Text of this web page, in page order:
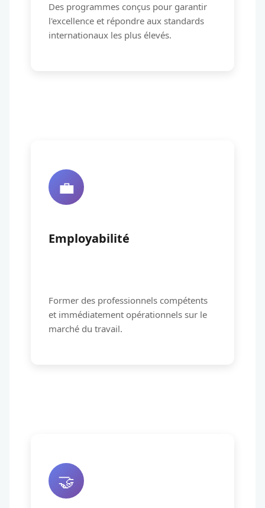
Des programmes conçus pour garantir
l'excellence et répondre aux standards
internationaux les plus élevés.
💼
Employabilité
Former des professionnels compétents
et immédiatement opérationnels sur le
marché du travail.
🤝